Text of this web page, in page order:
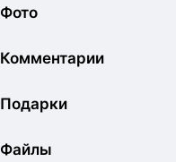
Фото
Комментарии
Подарки
Файлы